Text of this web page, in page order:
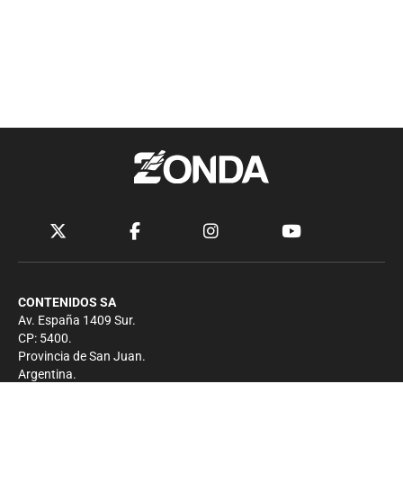
CONTENIDOS SA
Av. España 1409 Sur.
CP: 5400.
Provincia de San Juan.
Argentina.